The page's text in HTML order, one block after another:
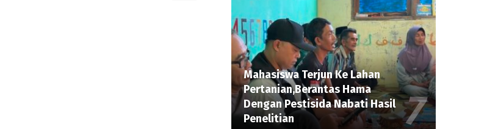
Mahasiswa Terjun Ke Lahan
Pertanian,Berantas Hama
Dengan Pestisida Nabati Hasil
Penelitian